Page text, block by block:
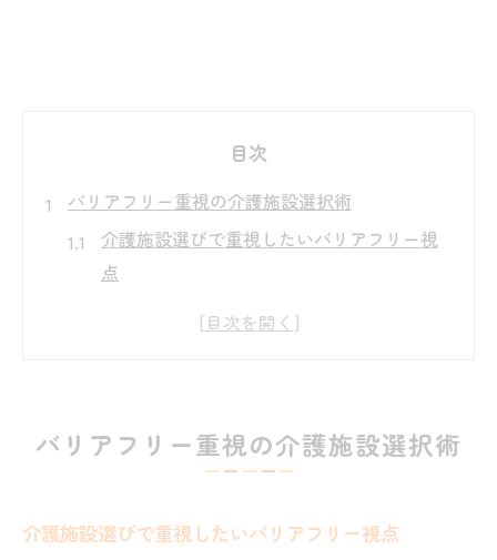
目次
バリアフリー重視の介護施設選択術
介護施設選びで重視したいバリアフリー視
点
秋田県の介護施設に求められる安心設計と
介護施設一覧から見るバリアフリー対応状
介護施設を選ぶ際の生活環境の確認ポイン
バリアフリー重視の介護施設選択術
介護施設選びで重視したいバリアフリー視点